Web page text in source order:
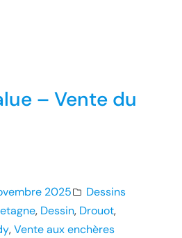
– Vente du
2025
Dessins
, Dessin, Drouot,
, Vente aux enchères